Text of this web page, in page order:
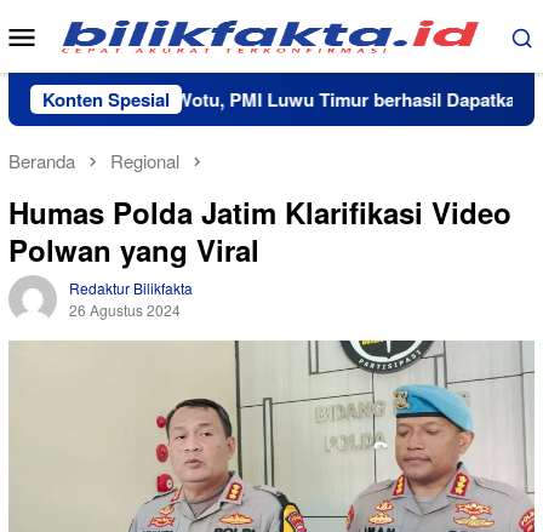
Loncat
ke
konten
Menu
Mobile
Konten Spesial
Sama RS Wotu, PMI Luwu Timur berhasil Dapatkan 20
Beranda Regional
Humas Polda Jatim Klarifikasi Video
Polwan yang Viral
Redaktur Bilikfakta
26 Agustus 2024